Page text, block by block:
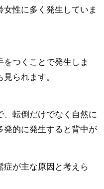
性に多く発生していま
つくことで発生しま
られます。
、転倒だけでなく自然に
発的に発生すると背中が
が主な原因と考えら